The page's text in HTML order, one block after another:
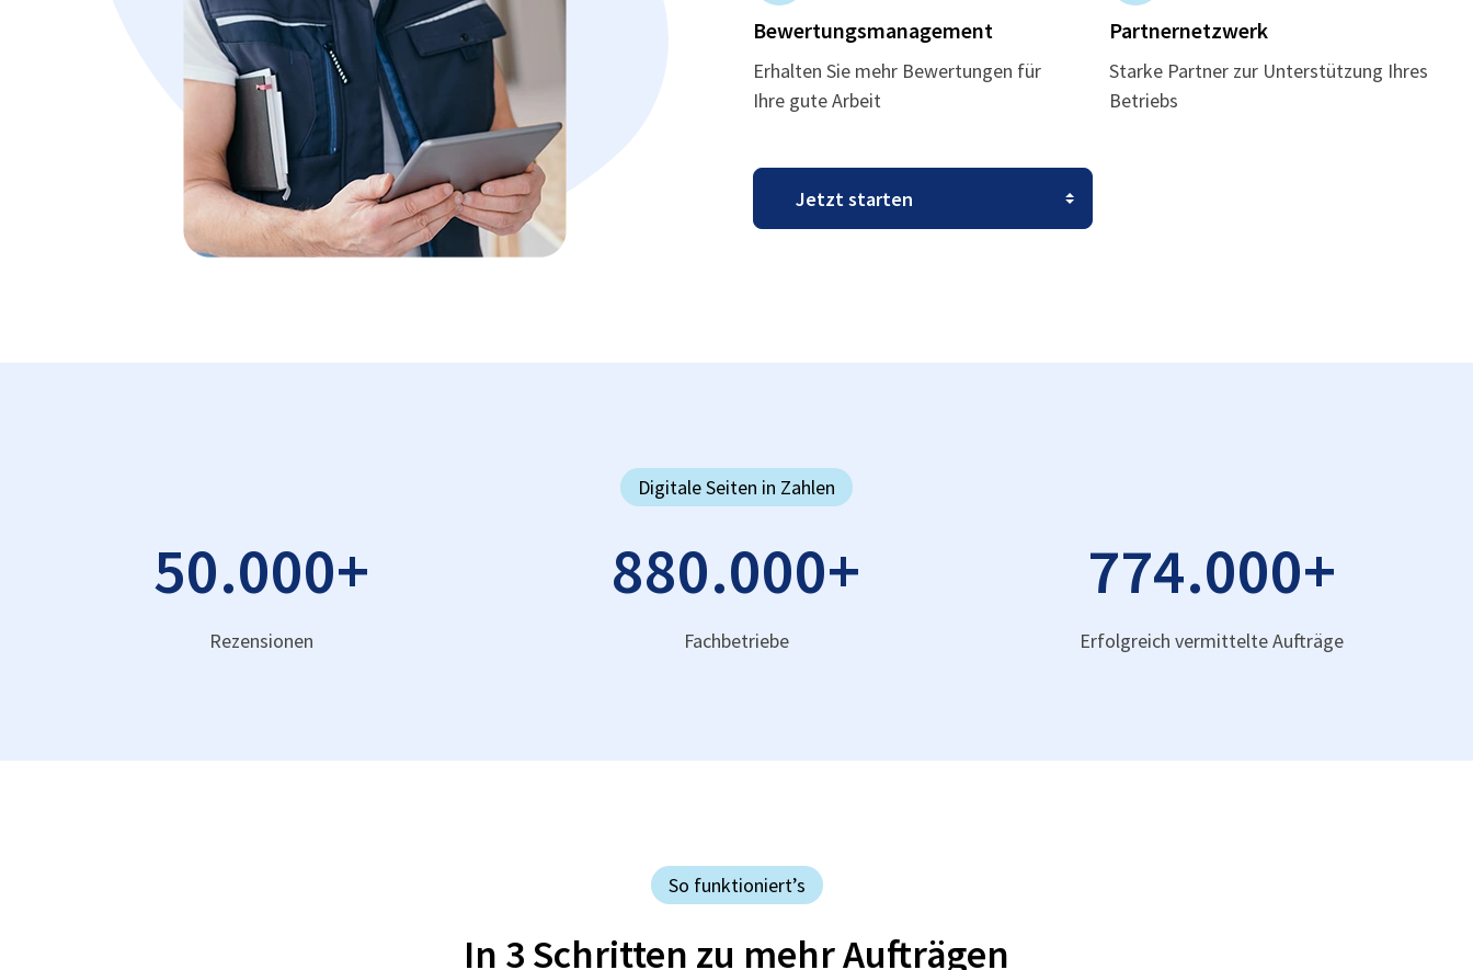
Bewertungsmanagement
Erhalten Sie mehr Bewertungen für
Ihre gute Arbeit
Partnernetzwerk
Starke Partner zur Unterstützung Ihres
Betriebs
Digitale Seiten in Zahlen
50.000+
Rezensionen
880.000+
Fachbetriebe
774.000+
Erfolgreich vermittelte Aufträge
So funktioniert’s
In 3 Schritten zu mehr Aufträgen